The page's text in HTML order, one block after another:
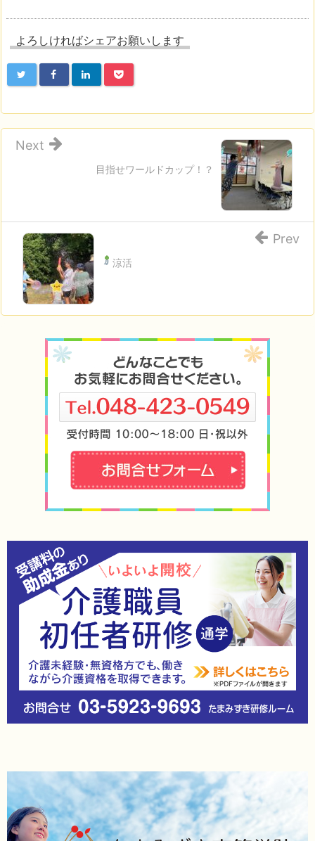
よろしければシェアお願いします
目指せワールドカップ！？
Next
涼活
Prev